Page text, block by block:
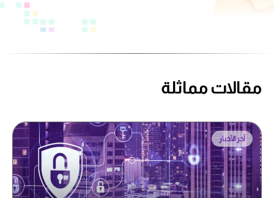
مقالات مماثلة
آخر الأخبار